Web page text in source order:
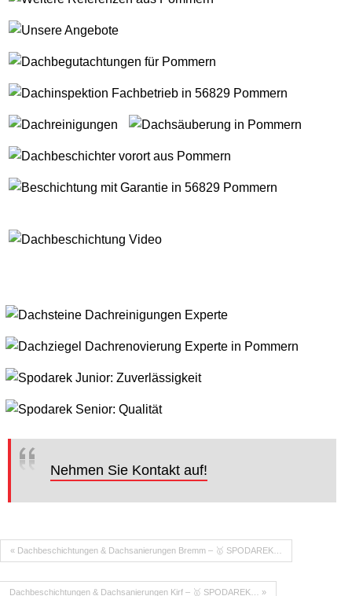
Nehmen Sie Kontakt auf!
« Dachbeschichtungen & Dachsanierungen Bremm – 🥇 SPODAREK…
Dachbeschichtungen & Dachsanierungen Kirf – 🥇 SPODAREK… »